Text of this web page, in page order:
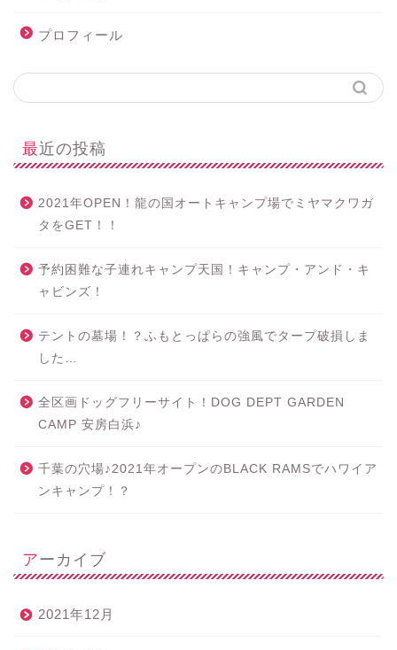
プロフィール
最近の投稿
2021年OPEN！龍の国オートキャンプ場でミヤマクワガ
タをGET！！
予約困難な子連れキャンプ天国！キャンプ・アンド・キ
ャビンズ！
テントの墓場！？ふもとっぱらの強風でタープ破損しま
した…
全区画ドッグフリーサイト！DOG DEPT GARDEN
CAMP 安房白浜♪
千葉の穴場♪2021年オープンのBLACK RAMSでハワイア
ンキャンプ！？
アーカイブ
2021年12月